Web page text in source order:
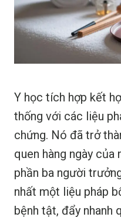
Y học tích hợp kết
thống với các liệu
chứng. Nó đã trở
quen hàng ngày của
phần ba người
nhất một liệu pháp
bệnh tật, đẩy nhanh